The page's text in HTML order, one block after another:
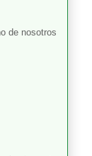
de nosotros